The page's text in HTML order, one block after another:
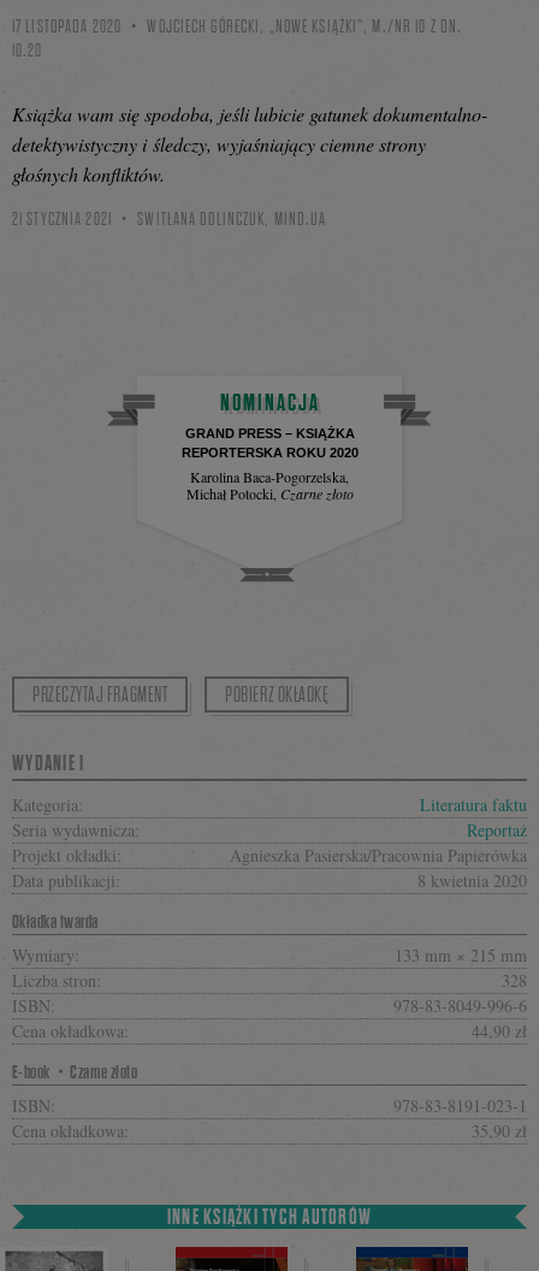
17 LISTOPADA 2020
WOJCIECH GÓRECKI, „NOWE KSIĄŻKI”, M./NR 10 Z DN.
10.20
Książka wam się spodoba, jeśli lubicie gatunek dokumentalno-
detektywistyczny i śledczy, wyjaśniający ciemne strony
głośnych konfliktów.
21 STYCZNIA 2021 SWITŁANA DOLINCZUK, MIND.UA
PRZECZYTAJ FRAGMENT POBIERZ OKŁADKĘ
WYDANIE I
Kategoria:
Literatura faktu
Seria wydawnicza:
Reportaż
Projekt okładki:
Agnieszka Pasierska/Pracownia Papierówka
Data publikacji:
8 kwietnia 2020
Okładka twarda
Wymiary:
133 mm × 215 mm
Liczba stron:
328
ISBN:
978-83-8049-996-6
Cena okładkowa:
44,90 zł
E-book・Czarne złoto
ISBN:
978-83-8191-023-1
Cena okładkowa:
35,90 zł
INNE KSIĄŻKI TYCH AUTORÓW
NOMINACJA
GRAND PRESS – KSIĄŻKA
REPORTERSKA ROKU 2020
Karolina Baca-Pogorzelska,
Michał Potocki Czarne złoto